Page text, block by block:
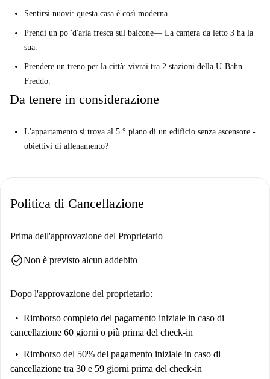
Sentirsi nuovi: questa casa è così moderna.
Prendi un po 'd'aria fresca sul balcone— La camera da letto 3 ha la
sua.
Prendere un treno per la città: vivrai tra 2 stazioni della U-Bahn.
Freddo.
Da tenere in considerazione
L'appartamento si trova al 5 ° piano di un edificio senza ascensore -
obiettivi di allenamento?
Politica di Cancellazione
Prima dell'approvazione del Proprietario
check_circleNon è previsto alcun addebito
Dopo l'approvazione del proprietario:
Rimborso completo del pagamento iniziale in caso di
cancellazione 60 giorni o più prima del check-in
Rimborso del 50% del pagamento iniziale in caso di
cancellazione tra 30 e 59 giorni prima del check-in